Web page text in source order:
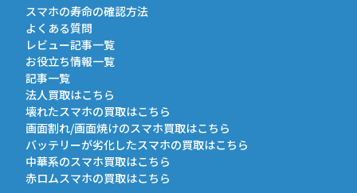
スマホの寿命の確認方法
よくある質問
レビュー記事一覧
お役立ち情報一覧
記事一覧
法人買取はこちら
壊れたスマホの買取はこちら
画面割れ/画面焼けのスマホ買取はこちら
バッテリーが劣化したスマホの買取はこちら
中華系のスマホ買取はこちら
赤ロムスマホの買取はこちら